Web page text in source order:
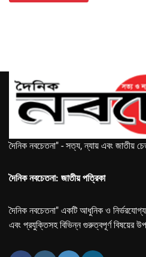
দৈনিক নবচেতনা" - সত্য, ন্যায় এবং জাতীয়
দৈনিক নবচেতনা: জাতীয় পত্রিকা
দৈনিক নবচেতনা" একটি আধুনিক ও নির্ভরযোগ্য
এবং প্রযুক্তিসহ বিভিন্ন গুরুত্বপূর্ণ বিষয়ের